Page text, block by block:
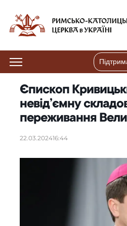
Єпископ
невід’ємну
переживання
22.03.202416:44